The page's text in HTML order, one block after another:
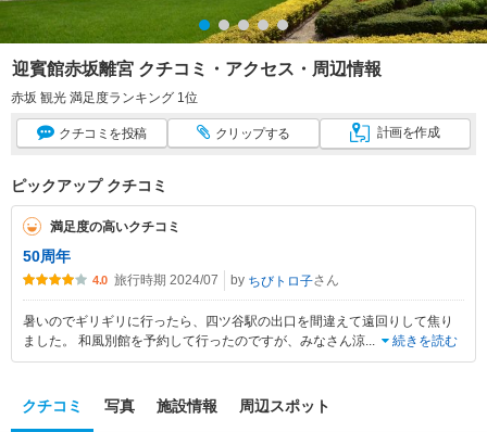
迎賓館赤坂離宮 クチコミ・アクセス・周辺情報
赤坂 観光 満足度ランキング 1位
クチコミ を投稿 クリップする 計画を作成
ピックアップ クチコミ
満足度の高いクチコミ
50周年
4.0 旅行時期 2024/07 by ちびトロ子さん
暑いのでギリギリに行ったら、四ツ谷駅の出口を間違えて遠回りして焦り
ました。 和風別館を予約して行ったのですが、みなさん涼... 続きを読む
クチコミ 写真 施設情報 周辺スポット